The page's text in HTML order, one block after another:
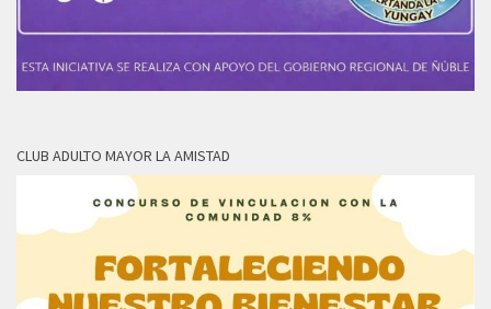
CLUB ADULTO MAYOR LA AMISTAD